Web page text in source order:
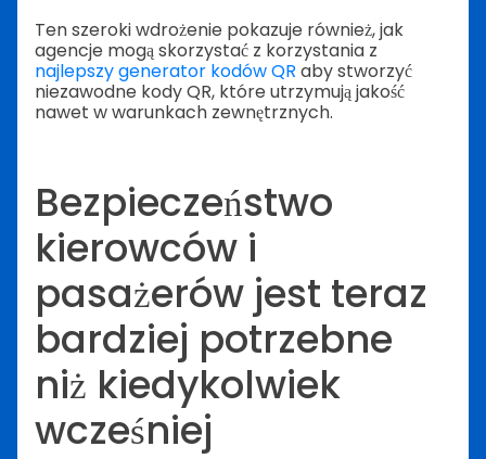
Ten szeroki wdrożenie pokazuje również, jak
agencje mogą skorzystać z korzystania z
najlepszy generator kodów QR aby stworzyć
niezawodne kody QR, które utrzymują jakość
nawet w warunkach zewnętrznych.
Bezpieczeństwo
kierowców i
pasażerów jest teraz
bardziej potrzebne
niż kiedykolwiek
wcześniej